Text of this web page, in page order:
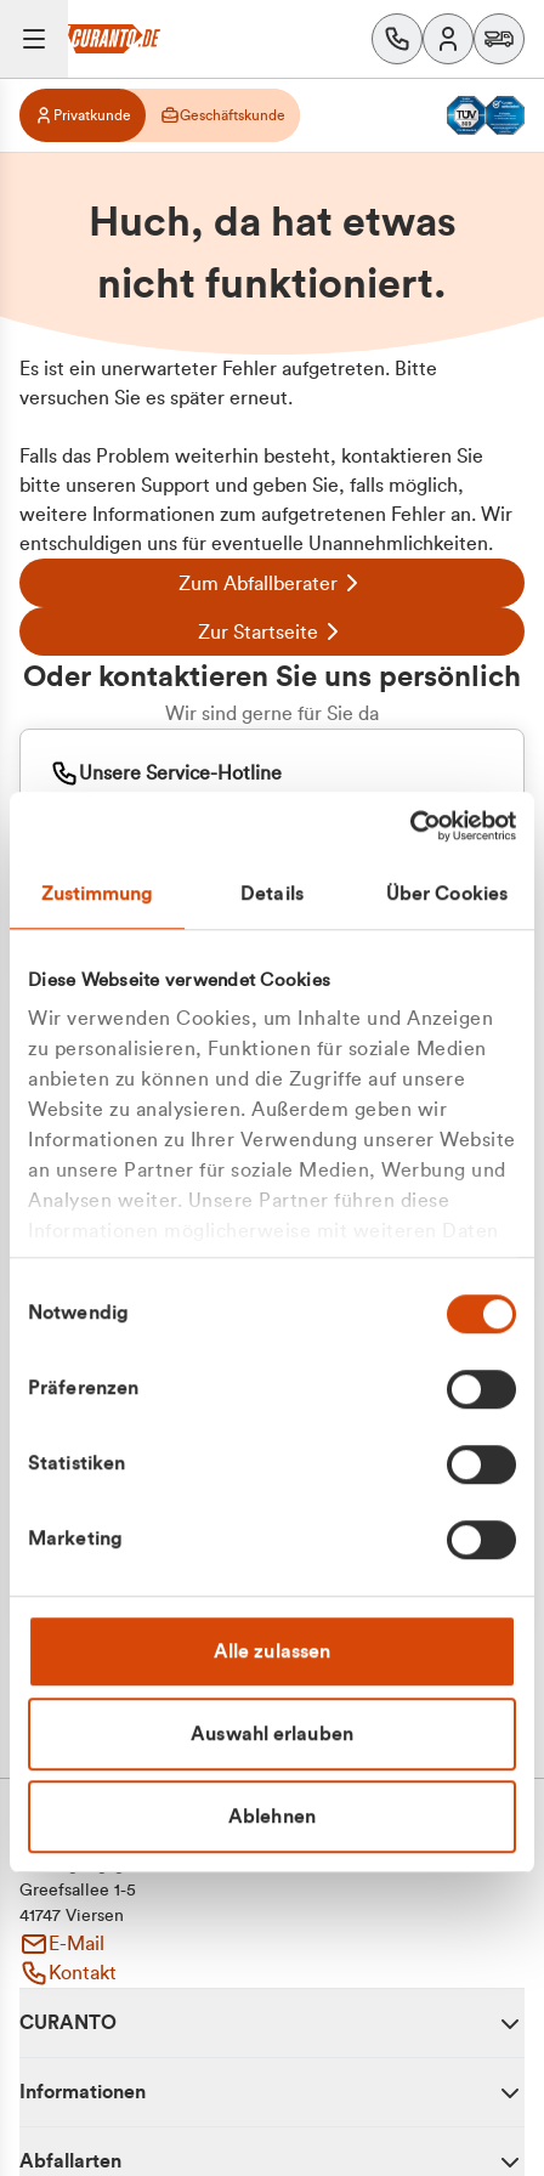
Zustimmung Details Über Cookies
Diese Webseite verwendet Cookies
Wir verwenden Cookies, um Inhalte und Anzeigen
zu personalisieren, Funktionen für soziale Medien
anbieten zu können und die Zugriffe auf unsere
Website zu analysieren. Außerdem geben wir
Informationen zu Ihrer Verwendung unserer Website
an unsere Partner für soziale Medien, Werbung und
Analysen weiter. Unsere Partner führen diese
zusammen, die Sie ihnen bereitgestellt haben oder
gesammelt haben.
Notwendig
Präferenzen
Statistiken
Marketing
Alle zulassen
Auswahl erlauben
Ablehnen
Privatkunde Geschäftskunde
Huch, da hat etwas
nicht funktioniert.
Es ist ein unerwarteter Fehler aufgetreten. Bitte
versuchen Sie es später erneut.
Falls das Problem weiterhin besteht, kontaktieren Sie
bitte unseren Support und geben Sie, falls möglich,
weitere Informationen zum aufgetretenen Fehler an. Wir
entschuldigen uns für eventuelle Unannehmlichkeiten.
Zum Abfallberater
Zur Startseite
Oder kontaktieren Sie uns persönlich
Wir sind gerne für Sie da
Unsere Service-Hotline
+49 177 8376058
Apilash Balanesan
Greefsallee 1-5
41747 Viersen
E-Mail
Kontakt
CURANTO
Informationen
Abfallarten